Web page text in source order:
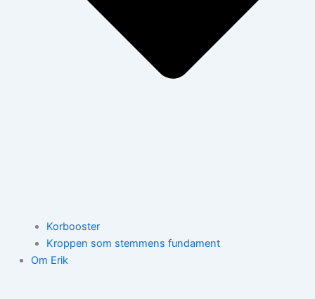
Korbooster
Kroppen som stemmens fundament
Om Erik